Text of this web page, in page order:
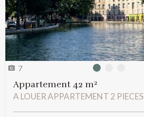
7 Photo 0
Appartement 42 m²
A LOUER APPARTEMENT 2 PIECES